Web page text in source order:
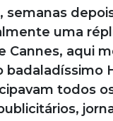
semanas
uma
Cannes, aqui
badaladíssimo
todos